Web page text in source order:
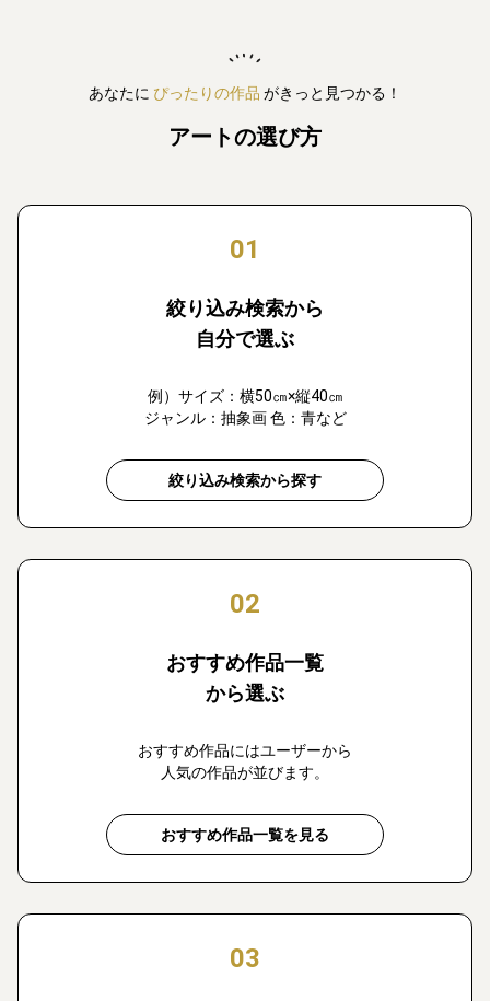
あなたに ぴったりの作品 がきっと見つかる！
アートの選び方
01
絞り込み検索から
自分で選ぶ
例）サイズ：横50㎝×縦40㎝
ジャンル：抽象画 色：青など
絞り込み検索から探す
02
おすすめ作品一覧
から選ぶ
おすすめ作品にはユーザーから
人気の作品が並びます。
おすすめ作品一覧を見る
03